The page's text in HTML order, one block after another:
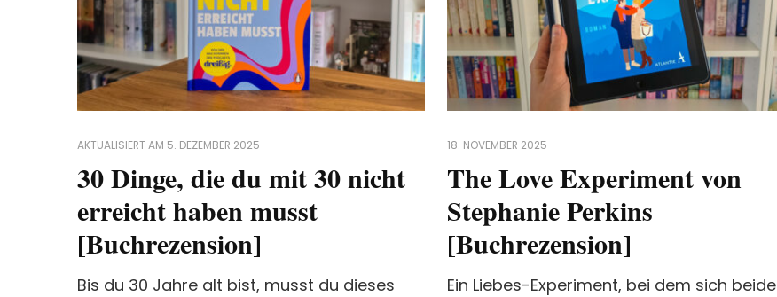
AKTUALISIERT AM 5. DEZEMBER 2025
30 Dinge, die du mit 30 nicht
erreicht haben musst
[Buchrezension]
Bis du 30 Jahre alt bist, musst du dieses
18. NOVEMBER 2025
The Love Experiment von
Stephanie Perkins
[Buchrezension]
Ein Liebes-Experiment, bei dem sich beide